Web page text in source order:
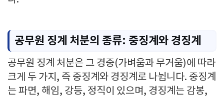
공무원 징계 처분의 종류: 중징계와 경징계
공무원 징계 처분은 그 경중(가벼움과 무거움)에 따라
크게 두 가지, 즉 중징계와 경징계로 나뉩니다. 중징계
는 파면, 해임, 강등, 정직이 있으며, 경징계는 감봉,